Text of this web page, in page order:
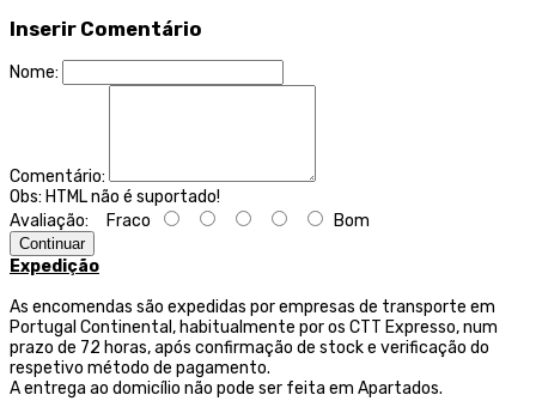
Inserir Comentário
Nome:
Comentário:
Obs: HTML não é suportado!
Avaliação: Fraco Bom
Continuar
Expedição
As encomendas são expedidas por empresas de transporte em
Portugal Continental, habitualmente por os CTT Expresso,num
prazo de 72 horas, após confirmação de stock e verificação do
respetivo método de pagamento.
A entrega ao domicílio não pode ser feita em Apartados.